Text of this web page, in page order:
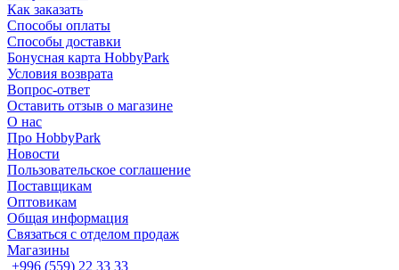
Как заказать
Способы оплаты
Способы доставки
Бонусная карта HobbyPark
Условия возврата
Вопрос-ответ
Оставить отзыв о магазине
О нас
Про HobbyPark
Новости
Пользовательское соглашение
Поставщикам
Оптовикам
Общая информация
Связаться с отделом продаж
Магазины
+996 (559) 22 33 33